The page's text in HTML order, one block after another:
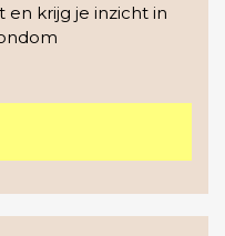
krijg je inzicht in